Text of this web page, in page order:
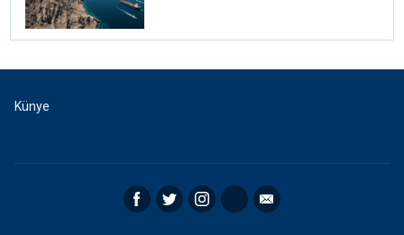
Künye
Facebook Twitter Instagram RSS